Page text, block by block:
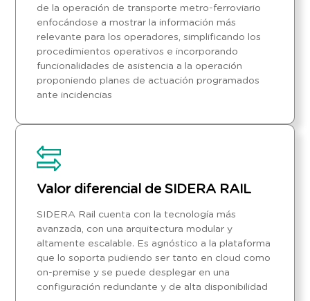
de la operación de transporte metro-ferroviario
enfocándose a mostrar la información más
relevante para los operadores, simplificando los
procedimientos operativos e incorporando
funcionalidades de asistencia a la operación
proponiendo planes de actuación programados
ante incidencias
Valor diferencial de SIDERA RAIL
SIDERA Rail cuenta con la tecnología más
avanzada, con una arquitectura modular y
altamente escalable. Es agnóstico a la plataforma
que lo soporta pudiendo ser tanto en cloud como
on-premise y se puede desplegar en una
configuración redundante y de alta disponibilidad